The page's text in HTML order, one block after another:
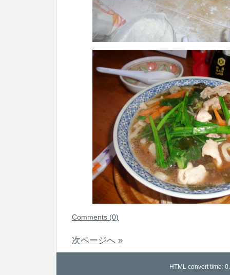
Comments (0)
次ページへ »
HTML convert time: